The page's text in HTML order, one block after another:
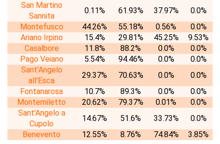
San Martino
Sannita
0.11% 61.93% 37.97%
0.0%
Montefusco
44.26% 55.18% 0.56%
0.0%
Ariano Irpino
15.4% 29.81% 45.25%
9.53%
Casalbore
11.8% 88.2% 0.0%
0.0%
Pago Veiano
5.54% 94.46% 0.0%
0.0%
Sant'Angelo
all'Esca
29.37% 70.63% 0.0%
0.0%
Fontanarosa
10.7% 89.3% 0.0%
0.0%
Montemiletto
20.62% 79.37% 0.01%
0.0%
Sant'Angelo a
Cupolo
14.67% 51.6% 33.73%
0.0%
Benevento
12.55% 8.76% 74.84% 3.85%